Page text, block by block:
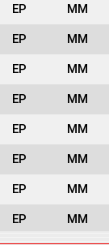
EP MM
EP MM
EP MM
EP MM
EP MM
EP MM
EP MM
EP MM